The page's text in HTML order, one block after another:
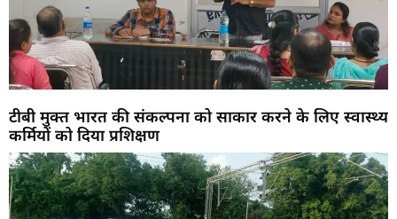
टीबी मुक्त भारत की संकल्पना को साकार करने के लिए स्वास्थ्य
कर्मियों को दिया प्रशिक्षण